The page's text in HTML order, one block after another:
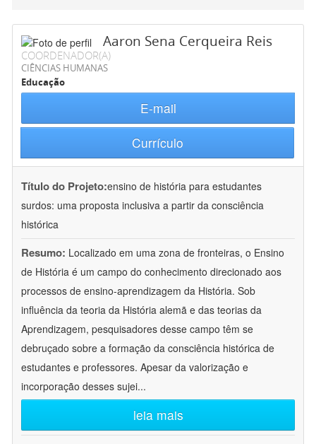
Aaron Sena Cerqueira Reis
COORDENADOR(A)
CIÊNCIAS HUMANAS
Educação
E-mail
Currículo
Título do Projeto:ensino de história para estudantes
surdos: uma proposta inclusiva a partir da consciência
histórica
Resumo: Localizado em uma zona de fronteiras, o Ensino
de História é um campo do conhecimento direcionado aos
processos de ensino-aprendizagem da História. Sob
influência da teoria da História alemã e das teorias da
Aprendizagem, pesquisadores desse campo têm se
debruçado sobre a formação da consciência histórica de
estudantes e professores. Apesar da valorização e
incorporação desses sujei...
leia mais